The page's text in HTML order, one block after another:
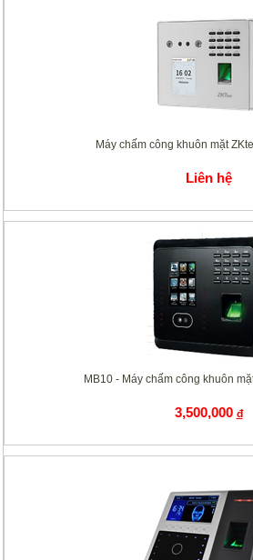
Máy chấm công khuôn mặt
Liên hệ
MB10 - Máy chấm công khuôn
3,500,000 đ